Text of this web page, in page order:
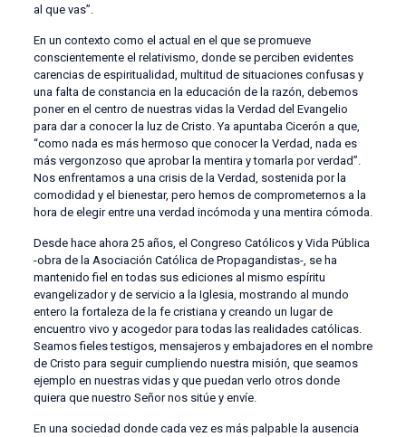
al que vas”.
En un contexto como el actual en el que se promueve
conscientemente el relativismo, donde se perciben evidentes
carencias de espiritualidad, multitud de situaciones confusas y
una falta de constancia en la educación de la razón, debemos
poner en el centro de nuestras vidas la Verdad del Evangelio
para dar a conocer la luz de Cristo. Ya apuntaba Cicerón a que,
“como nada es más hermoso que conocer la Verdad, nada es
más vergonzoso que aprobar la mentira y tomarla por verdad”.
Nos enfrentamos a una crisis de la Verdad, sostenida por la
comodidad y el bienestar, pero hemos de comprometernos a la
hora de elegir entre una verdad incómoda y una mentira cómoda.
Desde hace ahora 25 años, el Congreso Católicos y Vida Pública
-obra de la Asociación Católica de Propagandistas-, se ha
mantenido fiel en todas sus ediciones al mismo espíritu
evangelizador y de servicio a la Iglesia, mostrando al mundo
entero la fortaleza de la fe cristiana y creando un lugar de
encuentro vivo y acogedor para todas las realidades católicas.
Seamos fieles testigos, mensajeros y embajadores en el nombre
de Cristo para seguir cumpliendo nuestra misión, que seamos
ejemplo en nuestras vidas y que puedan verlo otros donde
quiera que nuestro Señor nos sitúe y envíe.
En una sociedad donde cada vez es más palpable la ausencia